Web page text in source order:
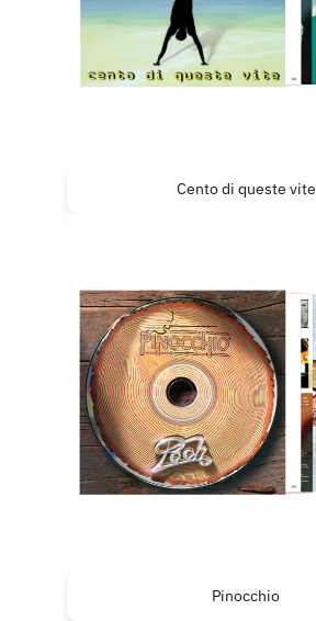
Cento di queste vite
Pinocchio